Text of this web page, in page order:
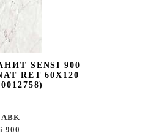
SENSI 900
RET 60X120
ABK
900